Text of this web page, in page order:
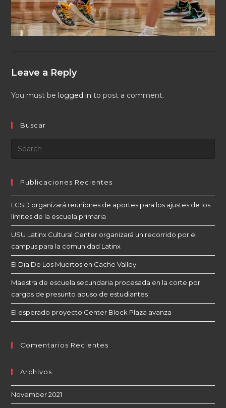
Leave a Reply
You must be logged in to post a comment.
Buscar
Publicaciones Recientes
LCSD organizará reuniones de aportes para los ajustes de los
límites de la escuela primaria
USU Latinx Cultural Center organizará un recorrido por el
campus para la comunidad Latinx
El Dia De Los Muertos en Cache Valley
Maestra de escuela secundaria procesada en la corte por
cargos de presunto abuso de estudiantes
El esperado proyecto Center Block Plaza avanza
Comentarios Recientes
Archivos
November 2021